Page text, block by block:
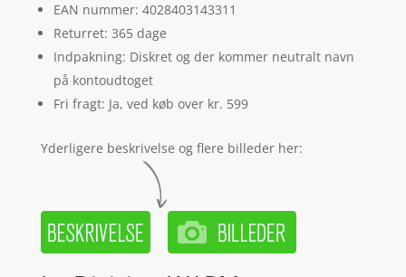
EAN nummer: 4028403143311
Returret: 365 dage
Indpakning: Diskret og der kommer neutralt navn
på kontoudtoget
Fri fragt: Ja, ved køb over kr. 599
Yderligere beskrivelse og flere billeder her: